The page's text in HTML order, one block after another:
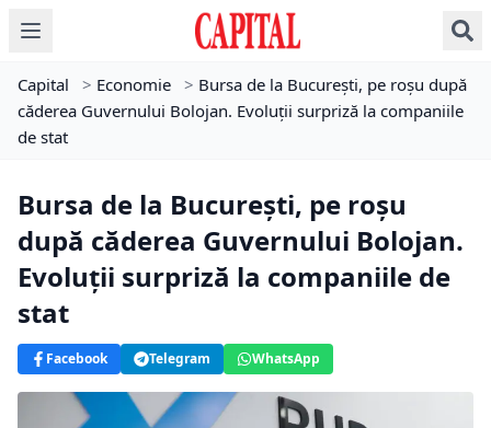
Capital > Economie > Bursa de la București, pe roșu după
căderea Guvernului Bolojan. Evoluții surpriză la companiile
de stat
Bursa de la București, pe roșu
după căderea Guvernului Bolojan.
Evoluții surpriză la companiile de
stat
Facebook Telegram WhatsApp